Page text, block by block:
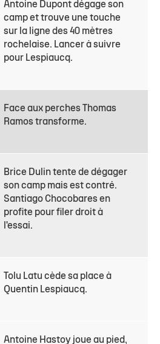
Antoine Dupont dégage son
camp et trouve une touche
sur la ligne des 40 mètres
rochelaise. Lancer à suivre
pour Lespiaucq.
Face aux perches Thomas
Ramos transforme.
Brice Dulin tente de dégager
son camp mais est contré.
Santiago Chocobares en
profite pour filer droit à
l'essai.
Tolu Latu cède sa place à
Quentin Lespiaucq.
Antoine Hastoy joue au pied,